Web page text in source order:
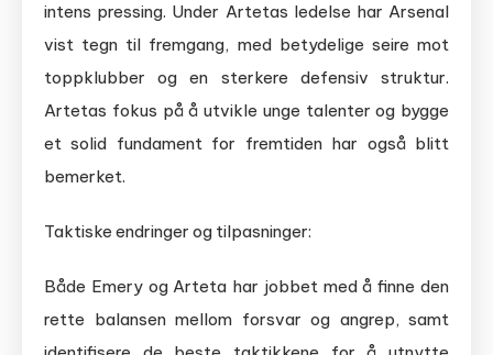
intens pressing. Under Artetas ledelse har Arsenal
vist tegn til fremgang, med betydelige seire mot
toppklubber og en sterkere defensiv struktur.
Artetas fokus på å utvikle unge talenter og bygge
et solid fundament for fremtiden har også blitt
bemerket.
Taktiske endringer og tilpasninger:
Både Emery og Arteta har jobbet med å finne den
rette balansen mellom forsvar og angrep, samt